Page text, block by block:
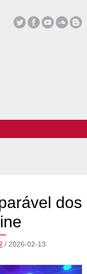
dos
/ 2026-02-13